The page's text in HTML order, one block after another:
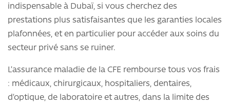
indispensable à Dubaï, si vous cherchez des
prestations plus satisfaisantes que les garanties locales
plafonnées, et en particulier pour accéder aux soins du
secteur privé sans se ruiner.
L’assurance maladie de la CFE rembourse tous vos frais
: médicaux, chirurgicaux, hospitaliers, dentaires,
d’optique, de laboratoire et autres, dans la limite des